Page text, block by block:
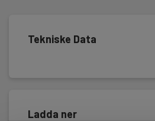
Tekniske Data
Ladda ner